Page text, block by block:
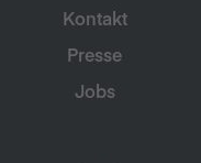
Kontakt
Presse
Jobs